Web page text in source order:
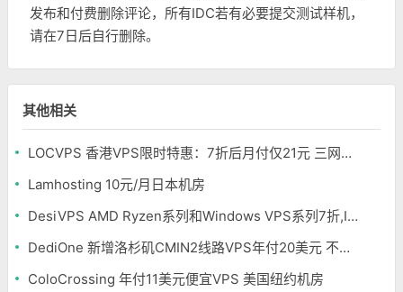
发布和付费删除评论，所有IDC若有必要提交测试样机，
请在7日后自行删除。
其他相关
LOCVPS 香港VPS限时特惠：7折后月付仅21元 三网优化BGP线路 可选原生IP
Lamhosting 10元/月日本机房
DesiVPS AMD Ryzen系列和Windows VPS系列7折,Intel系列年付11.6美元
DediOne 新增洛杉矶CMIN2线路VPS年付20美元 不限流量
ColoCrossing 年付11美元便宜VPS 美国纽约机房